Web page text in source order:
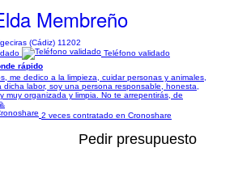
Membreño
(Cádiz) 11202
Teléfono validado
rápido
me dedico a la limpieza, cuidar personas y animales,
labor, soy una persona responsable, honesta,
muy organizada y limpia. No te arrepentirás, de
2 veces contratado en Cronoshare
Pedir presupuesto